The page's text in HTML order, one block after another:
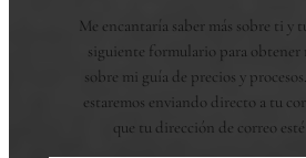
Me encantaría saber más sobre ti y
siguiente formulario para obtener
sobre mi guía de precios y
estaremos enviando directo a tu
que tu dirección de correo